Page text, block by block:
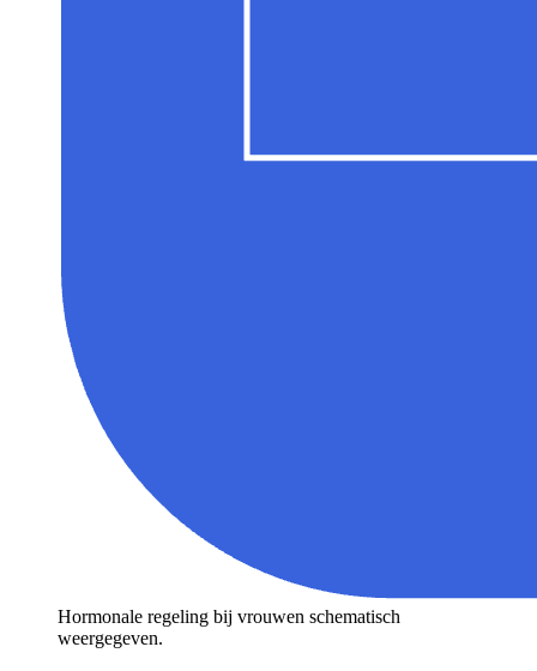
Hormonale regeling bij vrouwen schematisch
weergegeven.